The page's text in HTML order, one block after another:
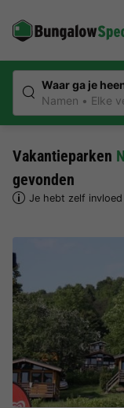
Waar ga je
Namen
Elke
Vakantieparken
gevonden
Je hebt zelf